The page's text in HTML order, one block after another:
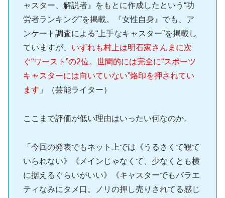
ャスター、解説者』をもとに作成したという“功
労者ランキング”を掲載。『女性自身』でも、ア
ンケート調査による“上手なキャスター”を掲載し
ていますが、 いずれも村上は明石家さんまに次
ぐ“ワースト”の2位。世間的には完全に“スポーツ
キャスターには向いていない”烙印を押されてい
ます 」（芸能ライター）
ここまで評価が低い理由はいったい何なのか。
「今回の発表でもネット上では《うるさくて観て
いられない》《メインじゃなくて、少なくとも横
に据えるぐらいがいい》《キャスターでもバラエ
ティなみにタメ口。ノリの押し売りされてる感じ